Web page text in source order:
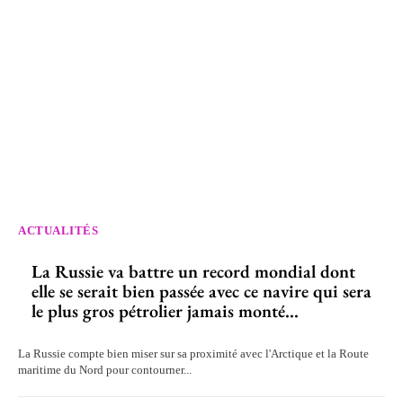
ACTUALITÉS
La Russie va battre un record mondial dont
elle se serait bien passée avec ce navire qui sera
le plus gros pétrolier jamais monté...
La Russie compte bien miser sur sa proximité avec l'Arctique et la Route
maritime du Nord pour contourner...